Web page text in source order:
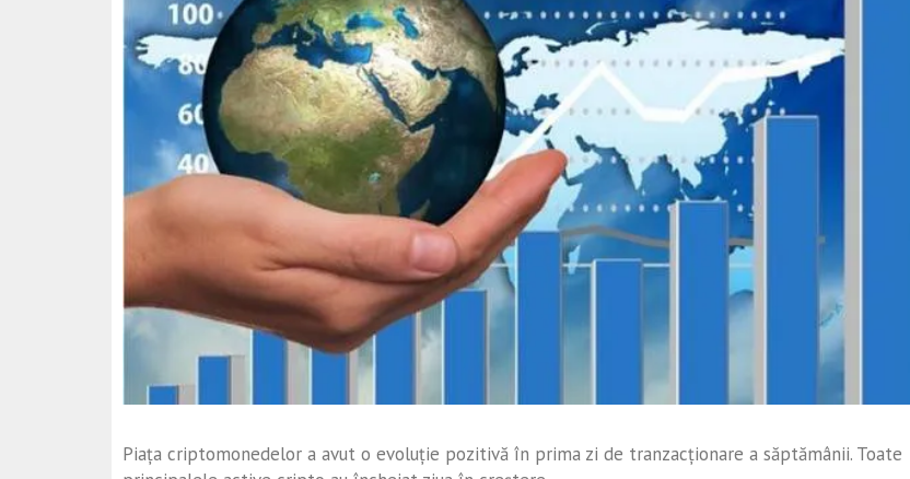
Piața criptomonedelor a avut o evoluție pozitivă în prima zi de tranzacționare a săptămânii. Toate